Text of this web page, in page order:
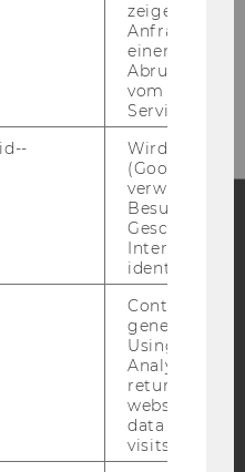
Blog
Bluesky
zeigen Opt-
Anfrage im
einen Fehler
Abrufen
vom AMP
Service an.
Wird von
(Google Tag
verwendet,
Besucher
Geschlecht
Interessen zu
identifizieren.
Contains a
generated
Using this
Analytics can
returning
website and
data from
visits.